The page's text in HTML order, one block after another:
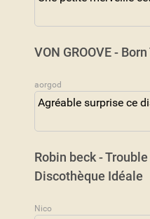
VON GROOVE -
aorgod
Agréable surprise ce
Robin beck -
Discothèque Idéale
Nico